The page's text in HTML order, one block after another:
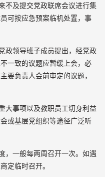
不及提交党政联席会议进行集
可按应急预案临机处置，事
政领导班子成员提出，经党政
一致的议题应暂缓上会，必
要负责人会前审定的议题，
大事项以及教职员工切身利益
或基层党组织等途径广泛听
，一般每两周召开一次。如遇
定临时召开。